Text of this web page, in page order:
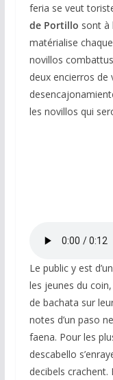
feria se veut
de Portillo sont à
matérialise
novillos
deux encierros de
les novillos qui
Le public y est
les jeunes du
de bachata sur
notes d’un paso
faena. Pour les
descabello
decibels crachent.